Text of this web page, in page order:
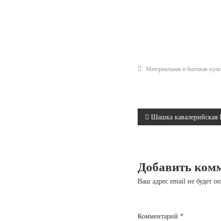
Материальная и бытовая
Н
в
и
Шашка
Добавить
Ваш адрес email не будет
Комментарий *